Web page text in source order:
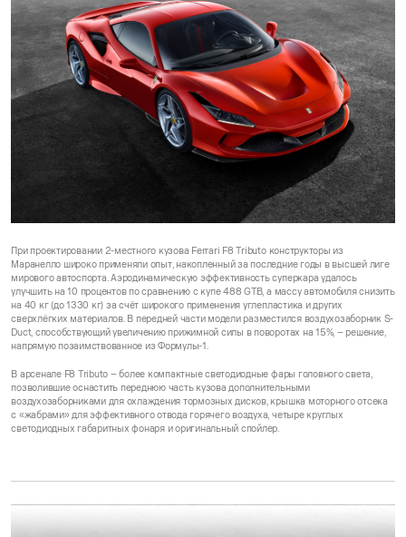
При проектировании 2-местного кузова Ferrari F8 Tributo конструкторы из
Маранелло широко применяли опыт, накопленный за последние годы в высшей лиге
мирового автоспорта. Аэродинамическую эффективность суперкара удалось
улучшить на 10 процентов по сравнению с купе 488 GTB, а массу автомобиля снизить
на 40 кг (до 1330 кг) за счёт широкого применения углепластика и других
сверхлёгких материалов. В передней части модели разместился воздухозаборник S-
Duct, способствующий увеличению прижимной силы в поворотах на 15%, – решение,
напрямую позаимствованное из Формулы-1.
В арсенале F8 Tributo – более компактные светодиодные фары головного света,
позволившие оснастить переднюю часть кузова дополнительными
воздухозаборниками для охлаждения тормозных дисков, крышка моторного отсека
с «жабрами» для эффективного отвода горячего воздуха, четыре круглых
светодиодных габаритных фонаря и оригинальный спойлер.